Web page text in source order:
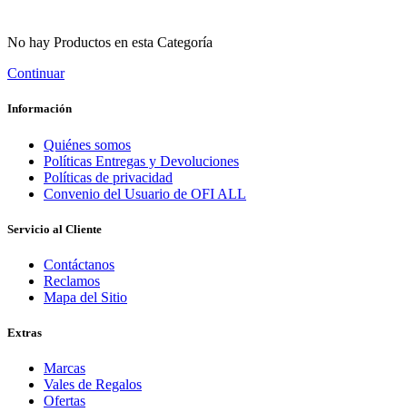
No hay Productos en esta Categoría
Continuar
Información
Quiénes somos
Políticas Entregas y Devoluciones
Políticas de privacidad
Convenio del Usuario de OFI ALL
Servicio al Cliente
Contáctanos
Reclamos
Mapa del Sitio
Extras
Marcas
Vales de Regalos
Ofertas